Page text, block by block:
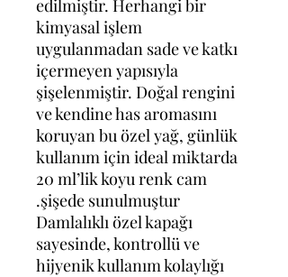
edilmiştir. Herhangi bir
kimyasal işlem
uygulanmadan sade ve katkı
içermeyen yapısıyla
şişelenmiştir. Doğal rengini
ve kendine has aromasını
koruyan bu özel yağ, günlük
kullanım için ideal miktarda
20 ml’lik koyu renk cam
şişede sunulmuştur.
Damlalıklı özel kapağı
sayesinde, kontrollü ve
hijyenik kullanım kolaylığı